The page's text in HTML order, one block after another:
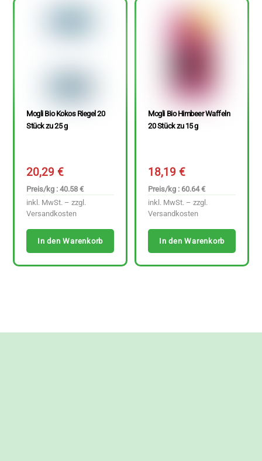
Mogli Bio Kokos Riegel 20
Stück zu 25 g
20,29€
Preis/kg : 40.58 €
inkl. MwSt. – zzgl.
Versandkosten
In den Warenkorb
Mogli Bio Himbeer Waffeln
20 Stück zu 15 g
18,19€
Preis/kg : 60.64 €
inkl. MwSt. – zzgl.
Versandkosten
In den Warenkorb